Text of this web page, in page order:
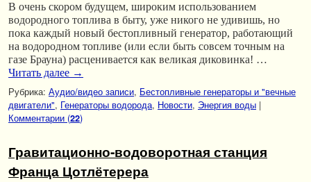
В очень скором будущем, широким использованием
водородного топлива в быту, уже никого не удивишь, но
пока каждый новый бестопливный генератор, работающий
на водородном топливе (или если быть совсем точным на
газе Брауна) расценивается как великая диковинка! …
Читать далее →
Рубрика: Аудио/видео записи, Бестопливные генераторы и "вечные
двигатели", Генераторы водорода, Новости, Энергия воды |
Комментарии (22)
Гравитационно-водоворотная станция
Франца Цотлётерера